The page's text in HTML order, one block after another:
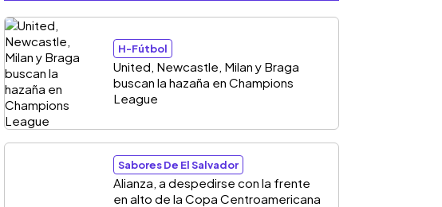
H-Fútbol
United, Newcastle, Milan y Braga
buscan la hazaña en Champions
League
Sabores De El Salvador
Alianza, a despedirse con la frente
en alto de la Copa Centroamericana